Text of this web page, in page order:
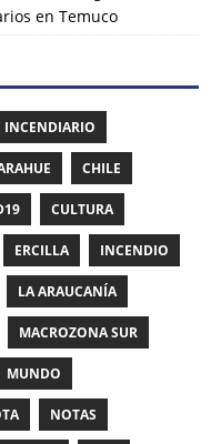
en Temuco
INCENDIARIO
CHILE
CULTURA
ERCILLA INCENDIO
LA ARAUCANÍA
MACROZONA SUR
MUNDO
NOTAS